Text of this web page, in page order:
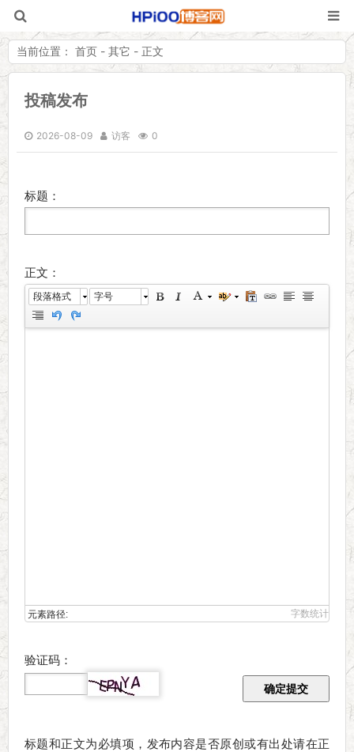
当前位置： 首页 - 其它 - 正文
投稿发布
2026-08-09 访客 0
标题：
正文：
段落格式 字号
元素路径: 字数统计
验证码：
确定提交
标题和正文为必填项，发布内容是否原创或有出处请在正